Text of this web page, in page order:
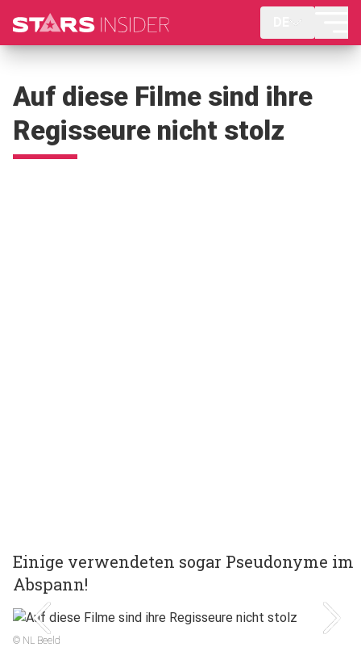
Auf diese Filme sind ihre
Regisseure nicht stolz
Einige verwendeten sogar Pseudonyme im
Abspann!
© NL Beeld